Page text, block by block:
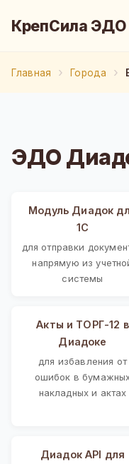
КрепСила ЭДО
Главная Города
ЭДО
Модуль Диадок
1С
для отправки
напрямую из
системы
Акты и ТОРГ-12 в
Диадоке
для избавления от
ошибок в
накладных и актах
Диадок API для